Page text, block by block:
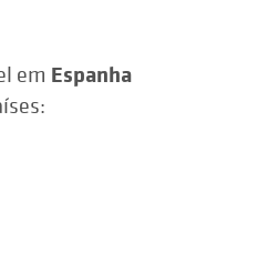
em Espanha